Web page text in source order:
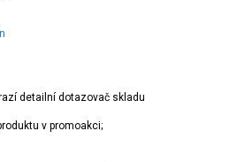
detailní dotazovač skladu
v promoakci;